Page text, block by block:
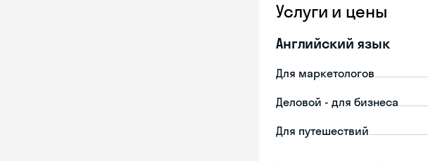
Услуги и цены
Английский язык
Для маркетологов
Деловой - для бизнеса
Для путешествий